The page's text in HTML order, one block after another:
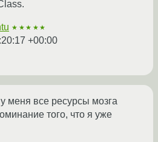
★★★★★
+00:00
меня все ресурсы мозга
того, что я уже